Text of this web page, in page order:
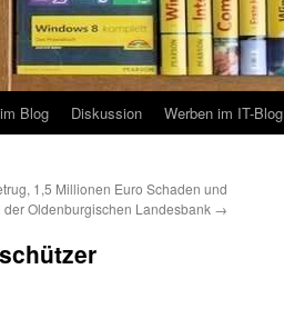
Blog Diskussion Werben im IT-Blog
1,5 Millionen Euro Schaden und
der Oldenburgischen Landesbank →